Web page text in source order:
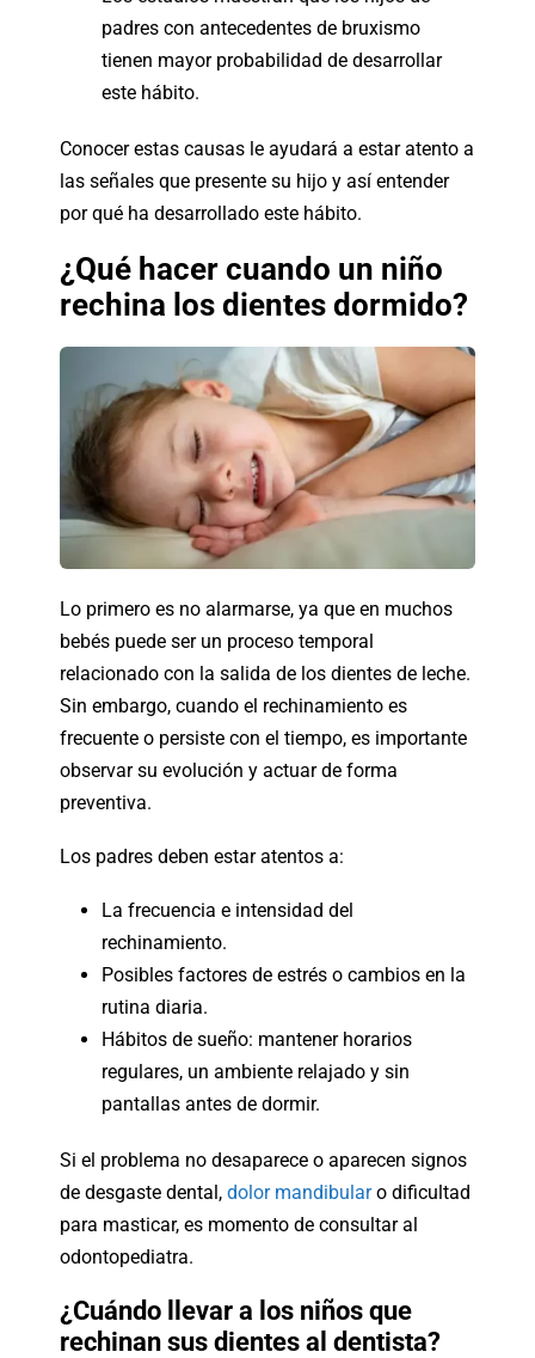
padres con antecedentes de bruxismo
tienen mayor probabilidad de desarrollar
este hábito.
Conocer estas causas le ayudará a estar atento a
las señales que presente su hijo y así entender
por qué ha desarrollado este hábito.
¿Qué hacer cuando un niño
rechina los dientes dormido?
Lo primero es no alarmarse, ya que en muchos
bebés puede ser un proceso temporal
relacionado con la salida de los dientes de leche.
Sin embargo, cuando el rechinamiento es
frecuente o persiste con el tiempo, es importante
observar su evolución y actuar de forma
preventiva.
Los padres deben estar atentos a:
La frecuencia e intensidad del
rechinamiento.
Posibles factores de estrés o cambios en la
rutina diaria.
Hábitos de sueño: mantener horarios
regulares, un ambiente relajado y sin
pantallas antes de dormir.
Si el problema no desaparece o aparecen signos
de desgaste dental, dolor mandibularo dificultad
para masticar, es momento de consultar al
odontopediatra.
¿Cuándo llevar a los niños que
rechinan sus dientes al dentista?